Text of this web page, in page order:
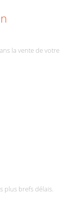
la vente de votre
plus brefs délais.